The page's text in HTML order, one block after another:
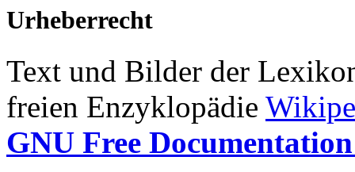
Urheberrecht
Text und Bilder der
freien Enzyklopädie
GNU Free